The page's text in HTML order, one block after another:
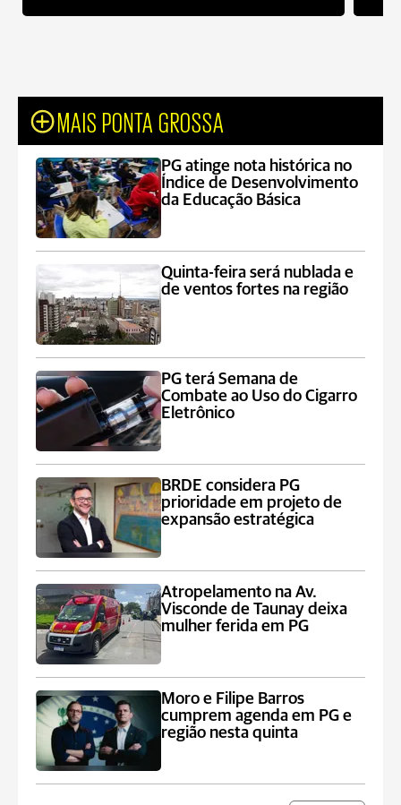
MAIS PONTA GROSSA
PG atinge nota histórica no
Índice de Desenvolvimento
da Educação Básica
Quinta-feira será nublada e
de ventos fortes na região
PG terá Semana de
Combate ao Uso do Cigarro
Eletrônico
BRDE considera PG
prioridade em projeto de
expansão estratégica
Atropelamento na Av.
Visconde de Taunay deixa
mulher ferida em PG
Moro e Filipe Barros
cumprem agenda em PG e
região nesta quinta